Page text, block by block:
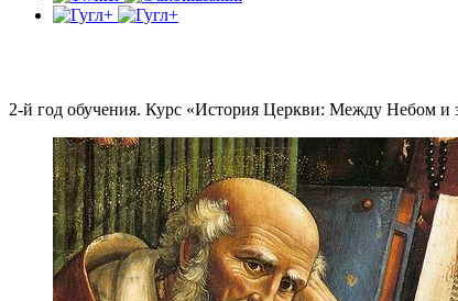
2-й год обучения. Курс «История Церкви: Между Небом и